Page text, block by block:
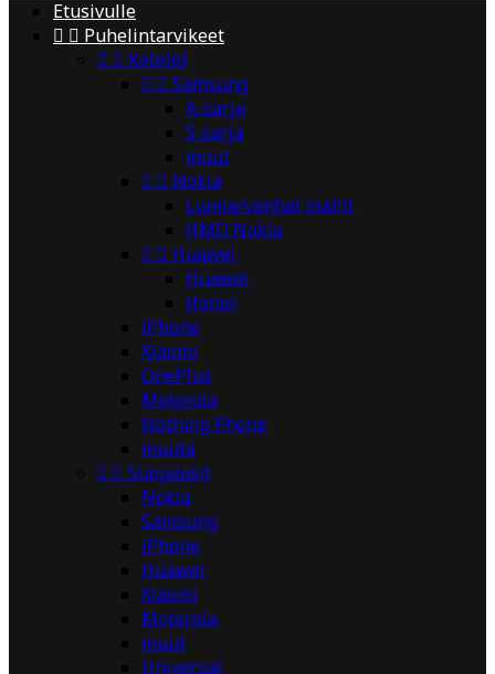
Etusivulle
  Puhelintarvikeet
  Kotelot
  Samsung
A-sarja
S-sarja
muut
  Nokia
Lumia/vanhat mallit
HMD Nokia
  Huawei
Huawei
Honor
iPhone
Xiaomi
OnePlus
Motorola
Nothing Phone
muuta
  Suojalasit
Nokia
Samsung
iPhone
Huawei
Xiaomi
Motorola
muut
Universal